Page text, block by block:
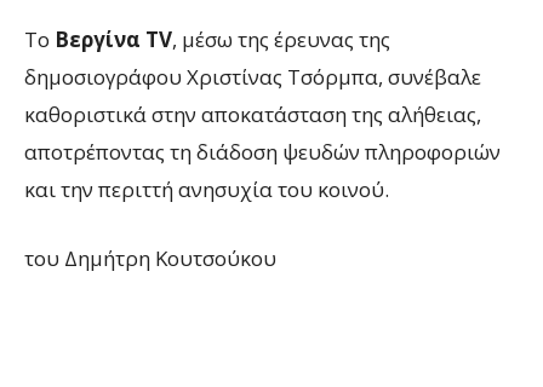
Το Βεργίνα TV, μέσω της έρευνας της
δημοσιογράφου Χριστίνας Τσόρμπα, συνέβαλε
καθοριστικά στην αποκατάσταση της αλήθειας,
αποτρέποντας τη διάδοση ψευδών πληροφοριών
και την περιττή ανησυχία του κοινού.
του Δημήτρη Κουτσούκου